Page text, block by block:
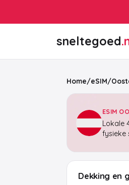
sneltegoed
Home/eSIM/
ESIM
Lokale
fysieke
Dekking en